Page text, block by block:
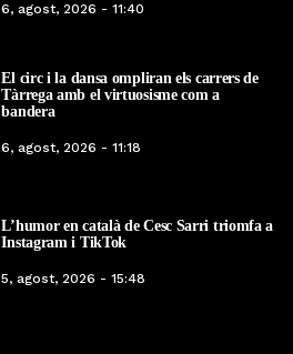
6, agost, 2026 - 11:40
El circ i la dansa ompliran els carrers de
Tàrrega amb el virtuosisme com a
bandera
6, agost, 2026 - 11:18
L’humor en català de Cesc Sarri triomfa a
Instagram i TikTok
5, agost, 2026 - 15:48